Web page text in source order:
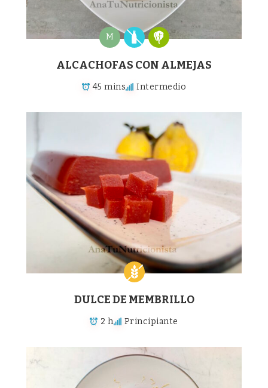
M
ALCACHOFAS CON ALMEJAS
45 mins Intermedio
DULCE DE MEMBRILLO
2 h Principiante